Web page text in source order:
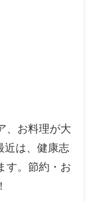
、お料理が大
近は、健康志
す。節約・お